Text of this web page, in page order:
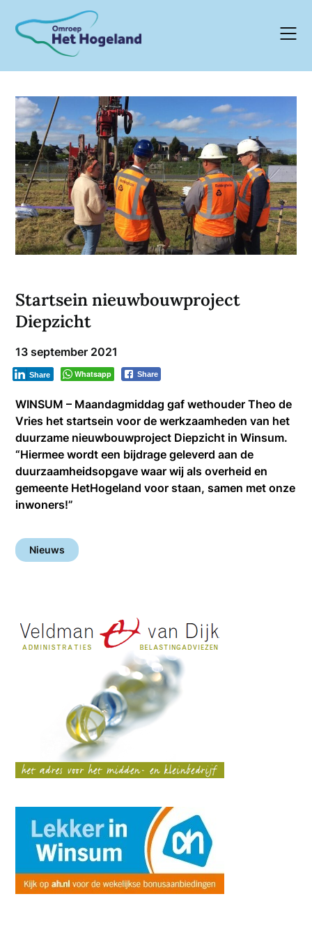
content
Startsein nieuwbouwproject
Diepzicht
13 september 2021
Whatsapp Share
Share
WINSUM – Maandagmiddag gaf wethouder Theo de
Vries het startsein voor de werkzaamheden van het
duurzame nieuwbouwproject Diepzicht in Winsum.
“Hiermee wordt een bijdrage geleverd aan de
duurzaamheidsopgave waar wij als overheid en
gemeente HetHogeland voor staan, samen met onze
inwoners!”
Nieuws